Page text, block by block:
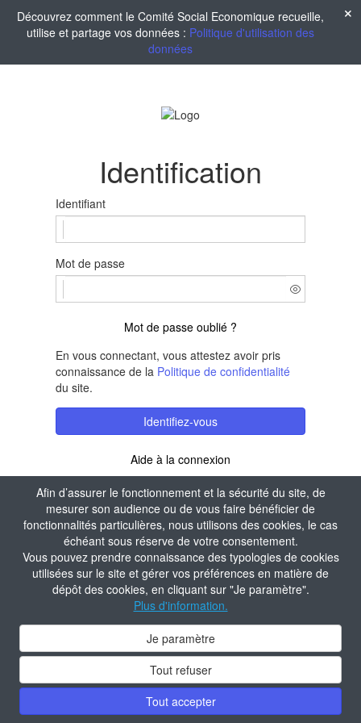
Afin d’assurer le fonctionnement et la sécurité du site, de
mesurer son audience ou de vous faire bénéficier de
fonctionnalités particulières, nous utilisons des cookies, le cas
échéant sous réserve de votre consentement.
Vous pouvez prendre connaissance des typologies de cookies
utilisées sur le site et gérer vos préférences en matière de
dépôt des cookies, en cliquant sur "Je paramètre".
Plus d'information.
Je paramètre
Tout refuser
Tout accepter
Découvrez comment le Comité Social Economique recueille,
utilise et partage vos données : Politique d'utilisation des
données
Identification
Identifiant
Mot de passe
Mot de passe oublié ?
En vous connectant, vous attestez avoir pris
connaissance de la Politique de confidentialité
du site.
Identifiez-vous
Aide à la connexion